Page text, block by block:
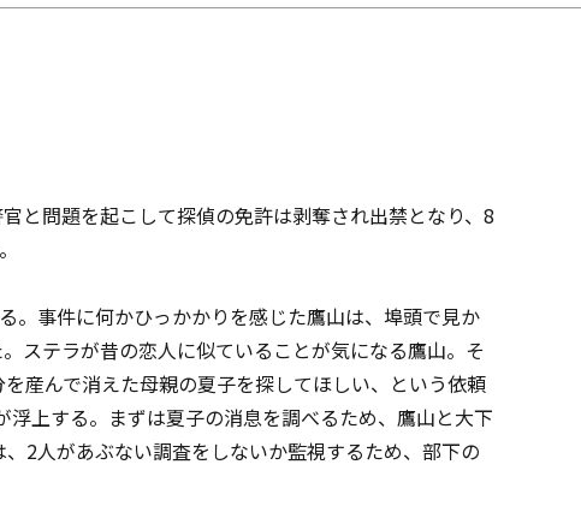
と問題を起こして探偵の免許は剥奪され出禁となり、8
。事件に何かひっかかりを感じた鷹山は、埠頭で見か
ステラが昔の恋人に似ていることが気になる鷹山。そ
産んで消えた母親の夏子を探してほしい、という依頼
上する。まずは夏子の消息を調べるため、鷹山と大下
2人があぶない調査をしないか監視するため、部下の